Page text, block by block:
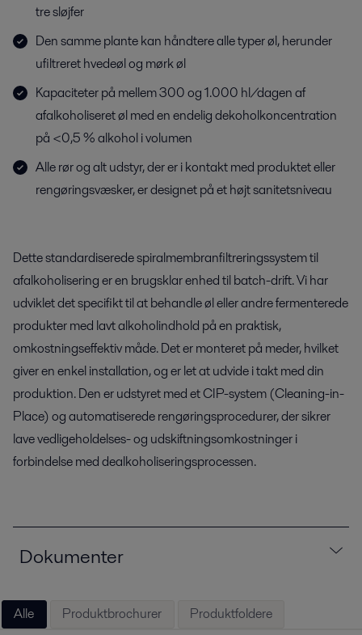
tre sløjfer
Den samme plante kan håndtere alle typer øl, herunder
ufiltreret hvedeøl og mørk øl
Kapaciteter på mellem 300 og 1.000 hl/dagen af
afalkoholiseret øl med en endelig dekoholkoncentration
på <0,5 % alkohol i volumen
Alle rør og alt udstyr, der er i kontakt med produktet eller
rengøringsvæsker, er designet på et højt sanitetsniveau
Dette standardiserede spiralmembranfiltreringssystem til
afalkoholisering er en brugsklar enhed til batch-drift. Vi har
udviklet det specifikt til at behandle øl eller andre fermenterede
produkter med lavt alkoholindhold på en praktisk,
omkostningseffektiv måde. Det er monteret på meder, hvilket
giver en enkel installation, og er let at udvide i takt med din
produktion. Den er udstyret med et CIP-system (Cleaning-in-
Place) og automatiserede rengøringsprocedurer, der sikrer
lave vedligeholdelses- og udskiftningsomkostninger i
forbindelse med dealkoholiseringsprocessen.
Dokumenter
Alle Produktbrochurer Produktfoldere